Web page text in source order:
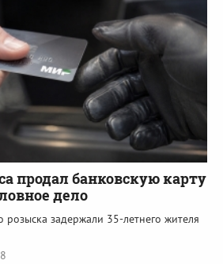
продал банковскую карту
дело
розыска задержали 35-летнего жителя